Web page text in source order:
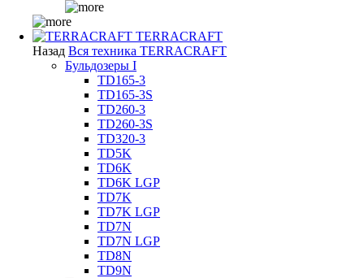
TERRACRAFT
Назад Вся техника TERRACRAFT
Бульдозеры I
TD165-3
TD165-3S
TD260-3
TD260-3S
TD320-3
TD5K
TD6K
TD6K LGP
TD7K
TD7K LGP
TD7N
TD7N LGP
TD8N
TD9N